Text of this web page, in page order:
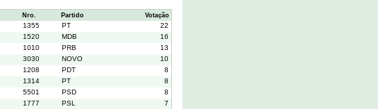
Nro. Partido Votação
1355 PT
22
1520 MDB
16
1010 PRB
13
3030 NOVO
10
1208 PDT
8
1314 PT
8
5501 PSD
8
1777 PSL
7